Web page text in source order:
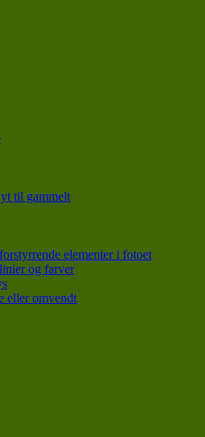
til gammelt
elementer i fotoet
og farver
eller omvendt